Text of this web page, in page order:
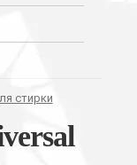
стирки